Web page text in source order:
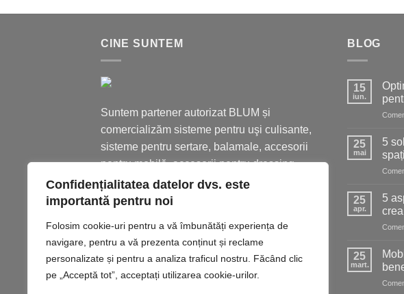
Confidențialitatea datelor dvs. este
importantă pentru noi
Folosim cookie-uri pentru a vă îmbunătăți experiența de
navigare, pentru a vă prezenta conținut și reclame
personalizate și pentru a analiza traficul nostru. Făcând clic
pe „Acceptă tot”, acceptați utilizarea cookie-urilor.
CINE SUNTEM
Suntem partener autorizat BLUM și
comercializăm sisteme pentru uşi culisante,
sisteme pentru sertare, balamale, accesorii
pentru mobilă, accesorii pentru dressing.
BLOG
15
iun.
25
mai
5
25
apr.
5
25
mart.